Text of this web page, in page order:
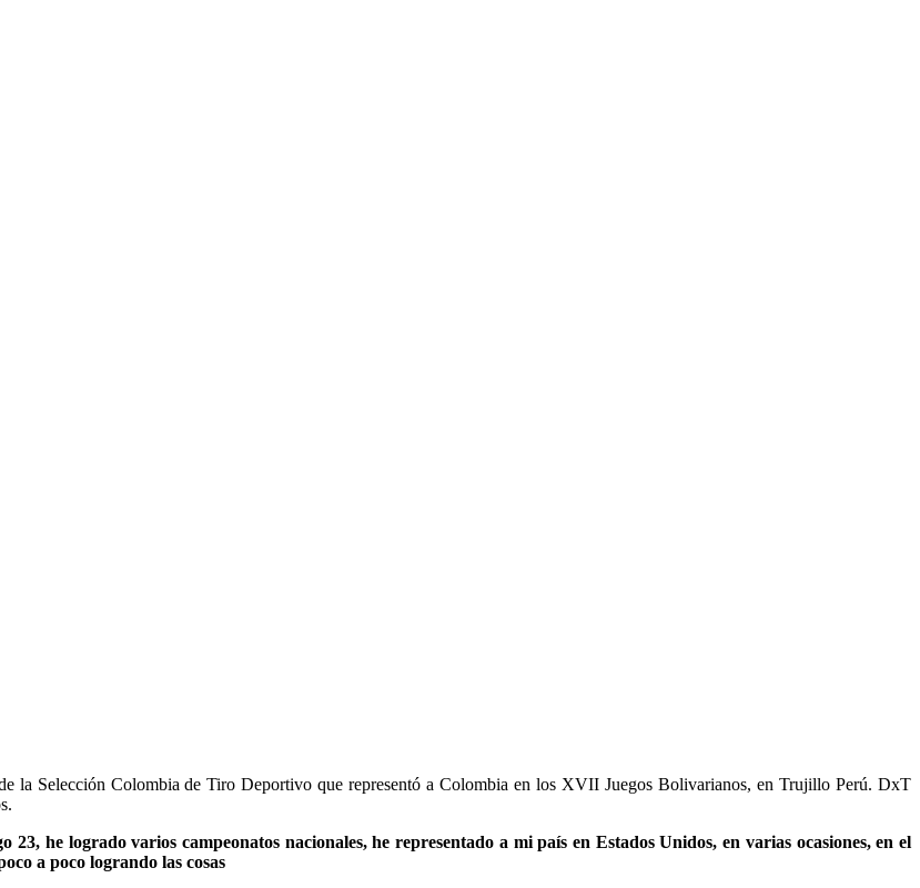
la Selección Colombia de Tiro Deportivo que representó a Colombia en los XVII Juegos Bolivarianos, en Trujillo Perú. DxT
23, he logrado varios campeonatos nacionales, he representado a mi país en Estados Unidos, en varias ocasiones, en el
a poco logrando las cosas